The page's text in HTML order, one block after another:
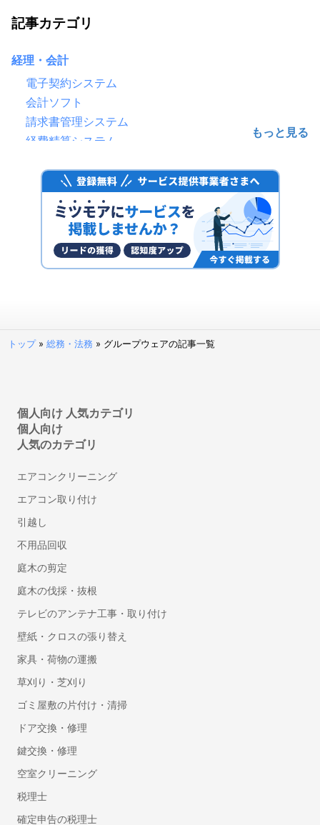
記事カテゴリ
経理・会計
電子契約システム
会計ソフト
請求書管理システム
経費精算システム
電子帳簿保存システム
ファクタリングサービス
予算管理システム
決済代行サービス
固定資産管理システム
法人カード
経営管理システム
不動産向け電子契約システム
補助金申請サポート・代行
建設業向け電子契約システム
人事・労務
勤怠管理システム
労務管理システム
人事評価システム
タレントマネジメントシステム
給与前払いサービス
Web給与明細システム
人事管理システム
eラーニングシステム
Web面接(オンライン面接)ツール
マイナンバー管理システム
採用サイト制作サービス
安否確認システム
従業員満足度調査ツール
トップ»総務・法務 » グループウェアの記事一覧
個人向け 人気カテゴリ
個人向け
人気のカテゴリ
エアコンクリーニング
エアコン取り付け
引越し
不用品回収
庭木の剪定
庭木の伐採・抜根
テレビのアンテナ工事・取り付け
壁紙・クロスの張り替え
家具・荷物の運搬
草刈り・芝刈り
ゴミ屋敷の片付け・清掃
ドア交換・修理
鍵交換・修理
空室クリーニング
税理士
確定申告の税理士